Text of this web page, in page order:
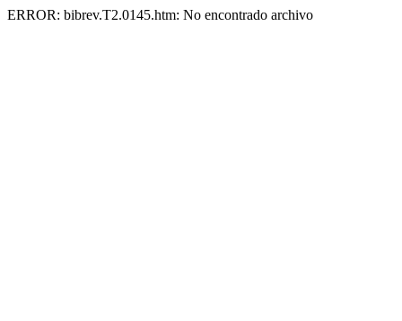
ERROR: bibrev.T2.0145.htm: No encontrado archivo